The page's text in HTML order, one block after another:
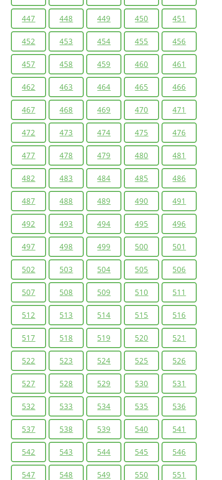
447 448 449 450 451
452 453 454 455 456
457 458 459 460 461
462 463 464 465 466
467 468 469 470 471
472 473 474 475 476
477 478 479 480 481
482 483 484 485 486
487 488 489 490 491
492 493 494 495 496
497 498 499 500 501
502 503 504 505 506
507 508 509 510 511
512 513 514 515 516
517 518 519 520 521
522 523 524 525 526
527 528 529 530 531
532 533 534 535 536
537 538 539 540 541
542 543 544 545 546
547 548 549 550 551